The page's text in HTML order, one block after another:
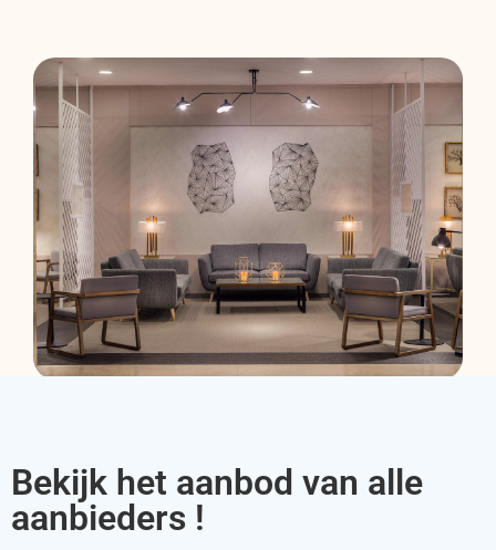
Bekijk het aanbod van alle
aanbieders !